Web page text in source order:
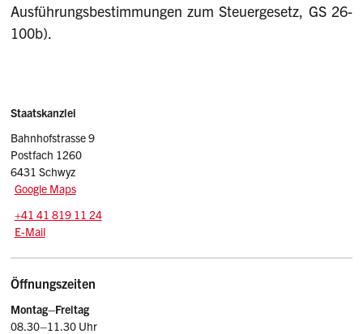
Ausführungsbestimmungen zum Steuergesetz, GS 26-
100b).
Sidebar
Adresse
Staatskanzlei
Bahnhofstrasse 9
Postfach 1260
6431 Schwyz
Google Maps
Tel.:
+41 41 819 11 24
E-Mail: srsz
E-Mail
Öffnungszeiten
Montag–Freitag
08.30–11.30 Uhr